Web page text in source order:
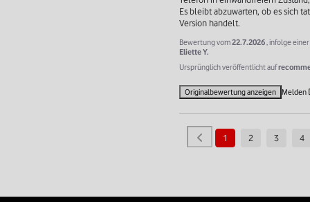
Es bleibt abzuwarten, ob es sich
Version handelt.
Bewertung vom22.7.2026 , infolge
Eliette Y.
Ursprünglich veröffentlicht auf
Originalbewertung anzeigen Melden
1 2 3 4